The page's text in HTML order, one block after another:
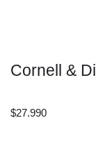
Cornell &
$27.990